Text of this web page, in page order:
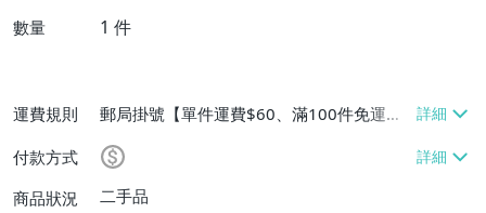
數量 1 件
運費規則
郵局掛號【單件運費$60、滿100件免運
費】
付款方式
商品狀況
二手品